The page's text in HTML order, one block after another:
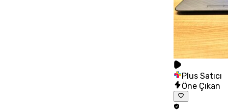
Plus Satıcı
Öne Çıkan